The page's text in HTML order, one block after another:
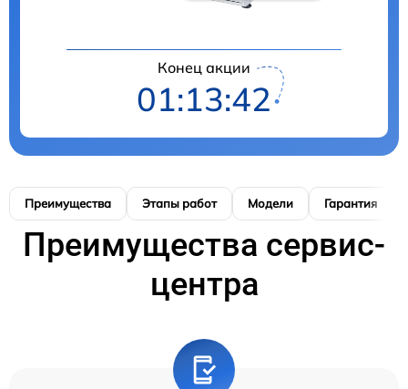
Конец акции
01:13:41
Преимущества Этапы работ Модели Гарантия
Преимущества сервис-
центра